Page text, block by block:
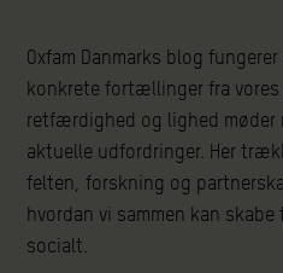
Oxfam Danmarks blog
konkrete fortællinger fra
retfærdighed og lighed møder
aktuelle udfordringer. Her
felten, forskning og
hvordan vi sammen kan
socialt.